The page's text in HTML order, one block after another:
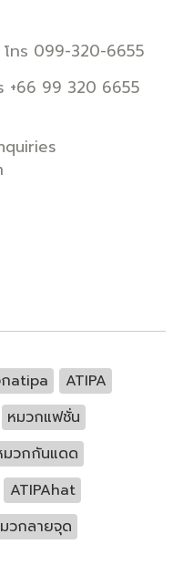
โทร 099-320-6655
+66 99 320 6655
atipa
ATIPA
หมวกแฟชั่น
มวกกันแดด
ATIPAhat
วกลายจุด